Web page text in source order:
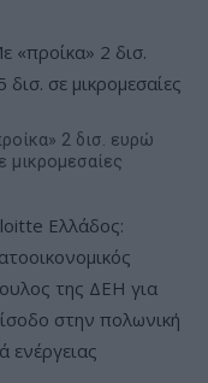
2 δισ. ευρώ
μικρομεσαίες